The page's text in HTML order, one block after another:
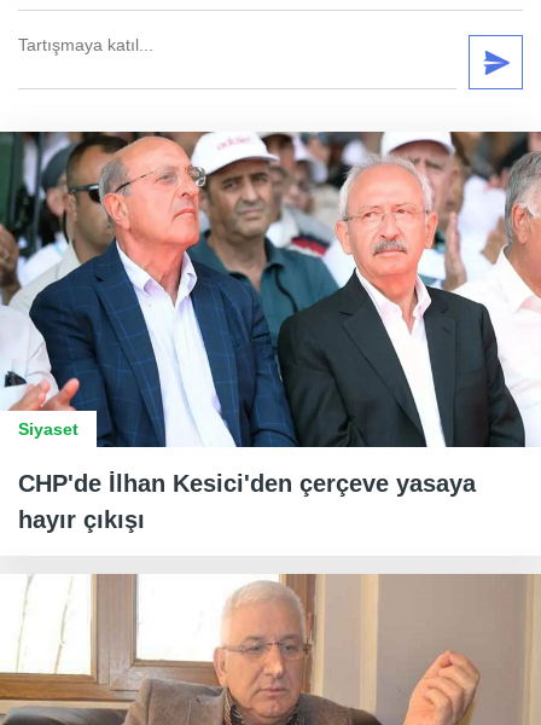
Siyaset
CHP'de İlhan Kesici'den çerçeve yasaya
hayır çıkışı